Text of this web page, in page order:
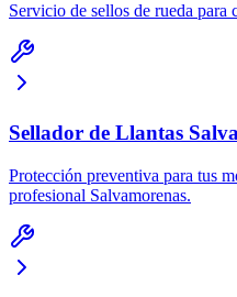
Servicio de sellos de rueda para
Sellador de Llantas
Protección preventiva para tus
profesional Salvamorenas.